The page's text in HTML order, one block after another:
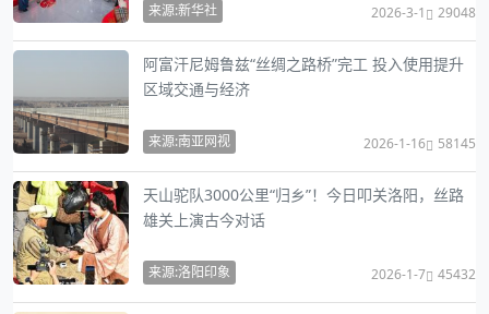
来源:新华社 2026-3-1 29048
阿富汗尼姆鲁兹“丝绸之路桥”完工 投入使用提升
区域交通与经济
来源:南亚网视 2026-1-16 58145
天山驼队3000公里“归乡”！今日叩关洛阳，丝路
雄关上演古今对话
来源:洛阳印象 2026-1-7 45432